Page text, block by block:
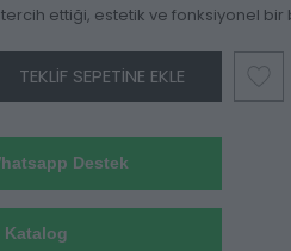
tercih ettiği, estetik ve fonksiyonel bir
TEKLIF SEPETINE EKLE
Destek
Katalog